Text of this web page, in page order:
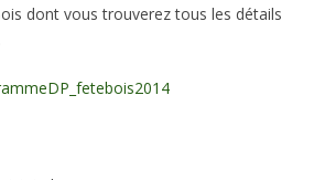
dont vous trouverez tous les détails
DP_fetebois2014